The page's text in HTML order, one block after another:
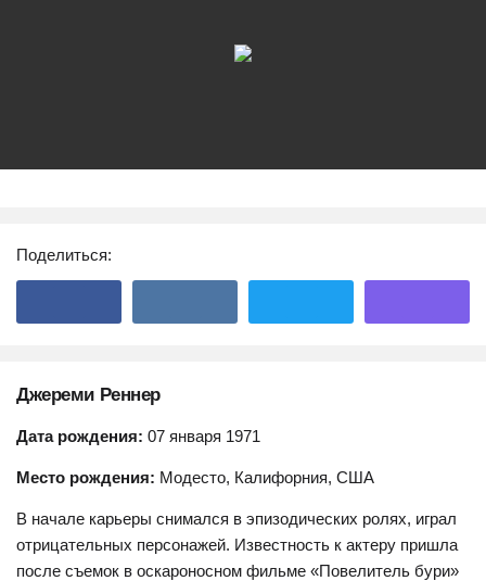
Поделиться:
Джереми Реннер
Дата рождения: 07 января 1971
Место рождения: Модесто, Калифорния, США
В начале карьеры снимался в эпизодических ролях, играл
отрицательных персонажей. Известность к актеру пришла
после съемок в оскароносном фильме «Повелитель бури»